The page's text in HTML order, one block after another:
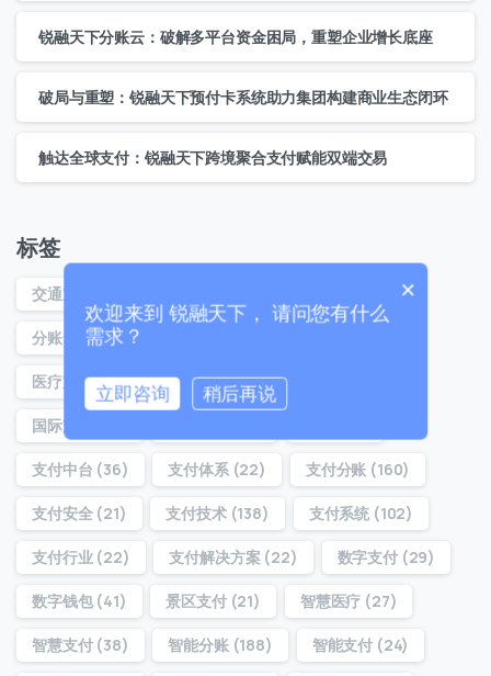
锐融天下分账云：破解多平台资金困局，重塑企业增长底座
破局与重塑：锐融天下预付卡系统助力集团构建商业生态闭环
触达全球支付：锐融天下跨境聚合支付赋能双端交易
标签
交通支付
分账云 (194)
医疗支付(32) 医院支付(29)
国际支付
支付中台 (36) 支付体系(22) 支付分账 (160)
支付安全(21) 支付技术(138) 支付系统 (102)
支付行业(22) 支付解决方案(22) 数字支付(29)
数字钱包(41) 景区支付(21) 智慧医疗 (27)
智慧支付(38) 智能分账(188) 智能支付 (24)
联系我们
China
+86
0 / 180
首次进入页面
提交
×
欢迎来到 锐融天下， 请问您有什么
需求？
立即咨询 稍后再说